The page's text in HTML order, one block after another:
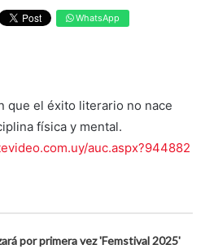
WhatsApp
que el éxito literario no nace
física y mental.
auc.aspx?944882
por primera vez 'Femstival 2025'